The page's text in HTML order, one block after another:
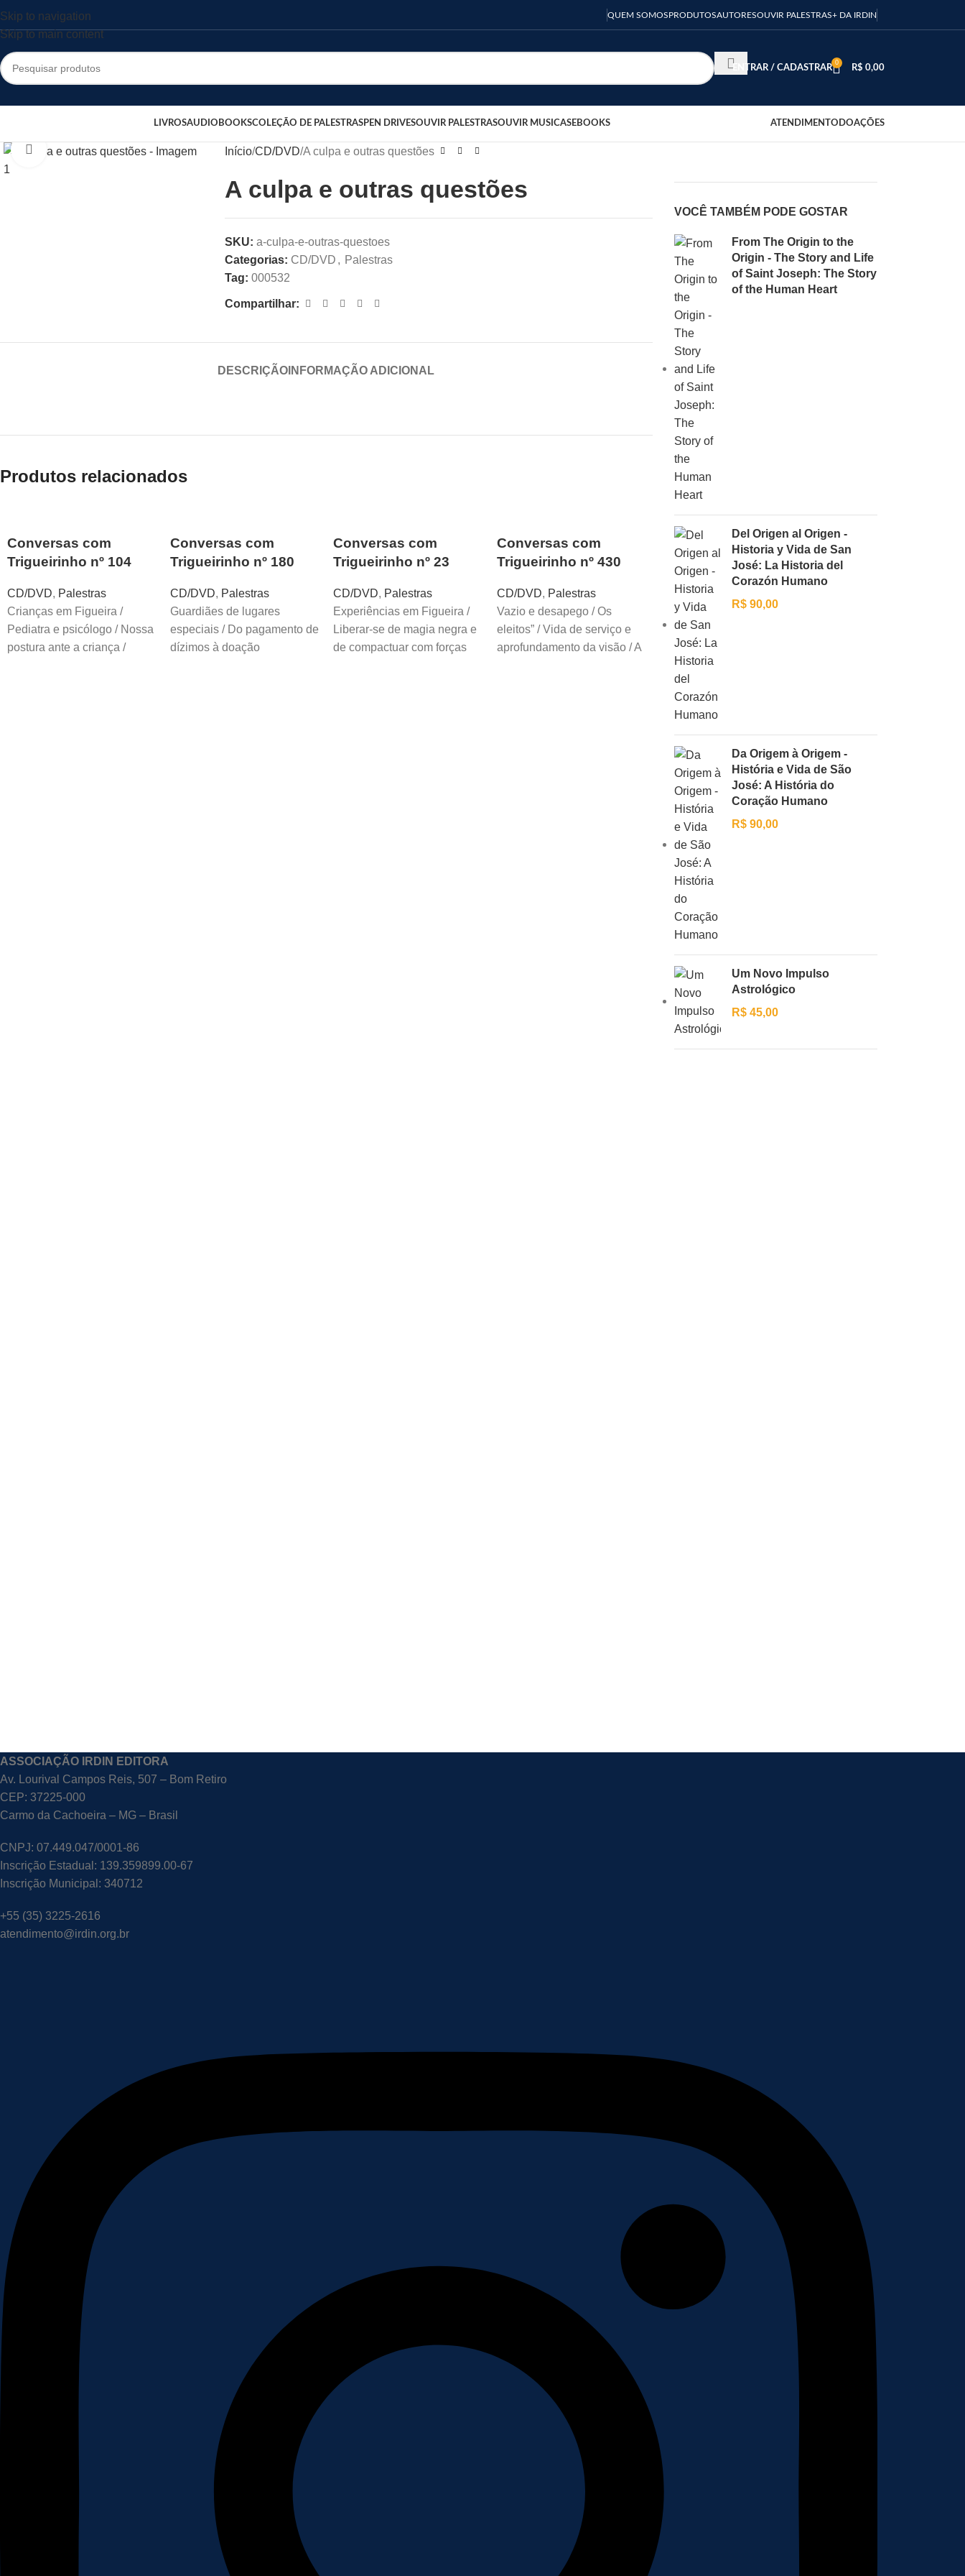
Skip to navigation
Skip to main content
QUEM SOMOSPRODUTOSAUTORESOUVIR PALESTRAS+ DA IRDIN
ENTRAR / CADASTRAR
0
R$ 0,00
LIVROSAUDIOBOOKSCOLEÇÃO DE PALESTRASPEN DRIVESOUVIR PALESTRASOUVIR MUSICASEBOOKS ATENDIMENTO DOAÇÕES
Clique para ampliar Início CD/DVD A culpa e outras questões
A culpa e outras questões
SKU: a-culpa-e-outras-questoes
Categorias: CD/DVD , Palestras
Tag: 000532
Compartilhar:
DESCRIÇÃO INFORMAÇÃO ADICIONAL
Produtos relacionados
Conversas com
Trigueirinho nº 104
CD/DVD, Palestras
Crianças em Figueira /
Pediatra e psicólogo / Nossa
postura ante a criança /
Conversas com
Trigueirinho nº 180
CD/DVD, Palestras
Guardiães de lugares
especiais / Do pagamento de
dízimos à doação
Conversas com
Trigueirinho nº 23
CD/DVD, Palestras
Experiências em Figueira /
Liberar-se de magia negra e
de compactuar com forças
Conversas com
Trigueirinho nº 430
CD/DVD, Palestras
Vazio e desapego / Os
eleitos” / Vida de serviço e
aprofundamento da visão / A
Conversas com
Trigueirinho nº 431
Cura do corpo emocional /
Filhos hoje / Alegria e fé /
Caminho espiritual no
mundo / Ordem e disciplina
/ Alimentação com carne e
atraso da humanidade /
Rumo ao amor / Função
VOCÊ TAMBÉM PODE GOSTAR
From The Origin to the
Origin - The Story and Life
of Saint Joseph: The Story
of the Human Heart
Del Origen al Origen -
Historia y Vida de San
José: La Historia del
Corazón Humano
R$90,00
Da Origem à Origem -
História e Vida de São
José: A História do
Coração Humano
R$90,00
Um Novo Impulso
Astrológico
R$45,00
ASSOCIAÇÃO IRDIN EDITORA
Av. Lourival Campos Reis, 507 – Bom Retiro
CEP: 37225-000
Carmo da Cachoeira – MG – Brasil
CNPJ: 07.449.047/0001-86
Inscrição Estadual: 139.359899.00-67
Inscrição Municipal: 340712
+55 (35) 3225-2616
atendimento@irdin.org.br